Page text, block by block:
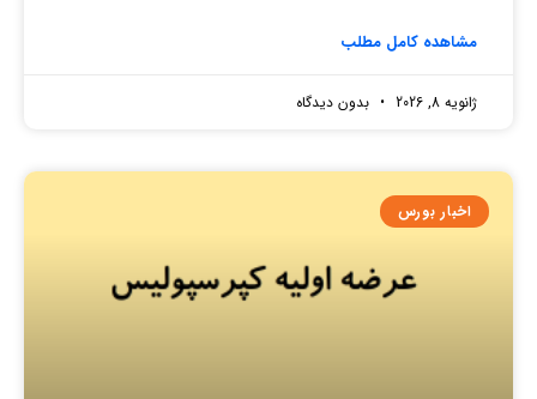
مشاهده کامل مطلب
ژانویه 8, 2026 بدون دیدگاه
اخبار بورس